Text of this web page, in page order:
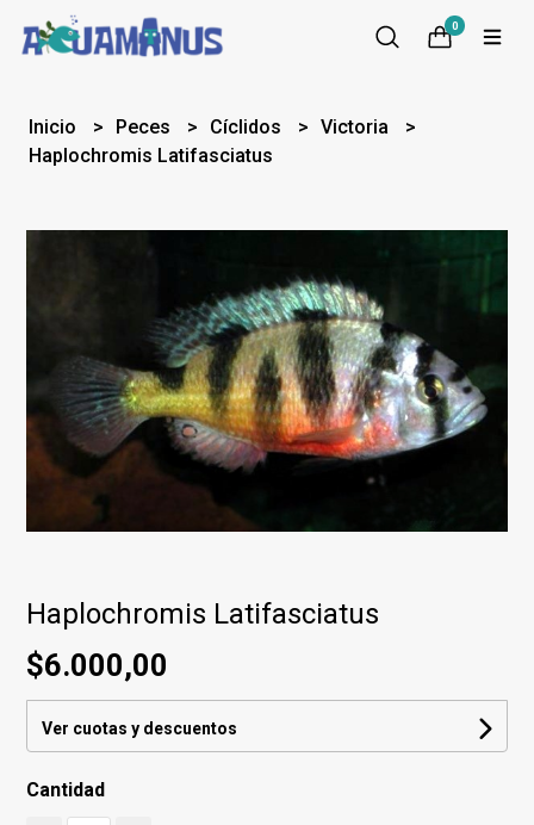
0
Inicio Peces Cíclidos
Victoria
Haplochromis Latifasciatus
Haplochromis Latifasciatus
$6.000,00
Ver cuotas y descuentos
Cantidad